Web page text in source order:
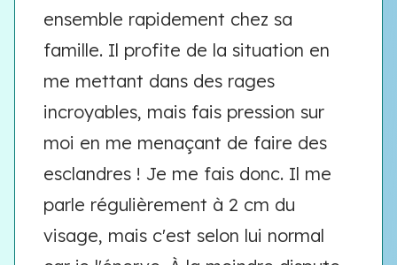
ensemble rapidement chez sa
famille. Il profite de la situation en
me mettant dans des rages
incroyables, mais fais pression sur
moi en me menaçant de faire des
esclandres ! Je me fais donc. Il me
parle régulièrement à 2 cm du
visage, mais c'est selon lui normal